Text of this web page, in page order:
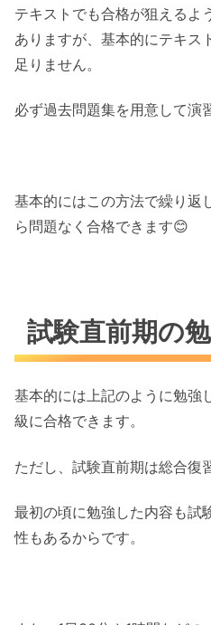
テキストでも合格が狙えるよ
ありますが、基本的にテキス
足りません。
必ず過去問題集を用意して演
基本的にはこの方法で繰り返
ら問題なく合格できます😊
試験直前期の
基本的には上記のように勉強
級に合格できます。
ただし、試験直前期は総合復
最初の頃に勉強した内容も試
性もあるからです。